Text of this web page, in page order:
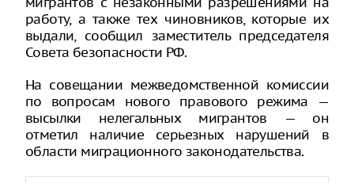
работу, а также тех чиновников, которые их
выдали, сообщил заместитель председателя
Совета безопасности РФ.
На совещании межведомственной комиссии
по вопросам нового правового режима —
высылки нелегальных мигрантов — он
отметил наличие серьезных нарушений в
области миграционного законодательства.